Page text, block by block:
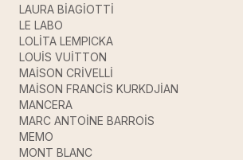
LAURA BİAGİOTTİ
LE LABO
LOLİTA LEMPICKA
LOUİS VUİTTON
MAİSON CRİVELLİ
MAİSON FRANCİS KURKDJİAN
MANCERA
MARC ANTOİNE BARROİS
MEMO
MONT BLANC